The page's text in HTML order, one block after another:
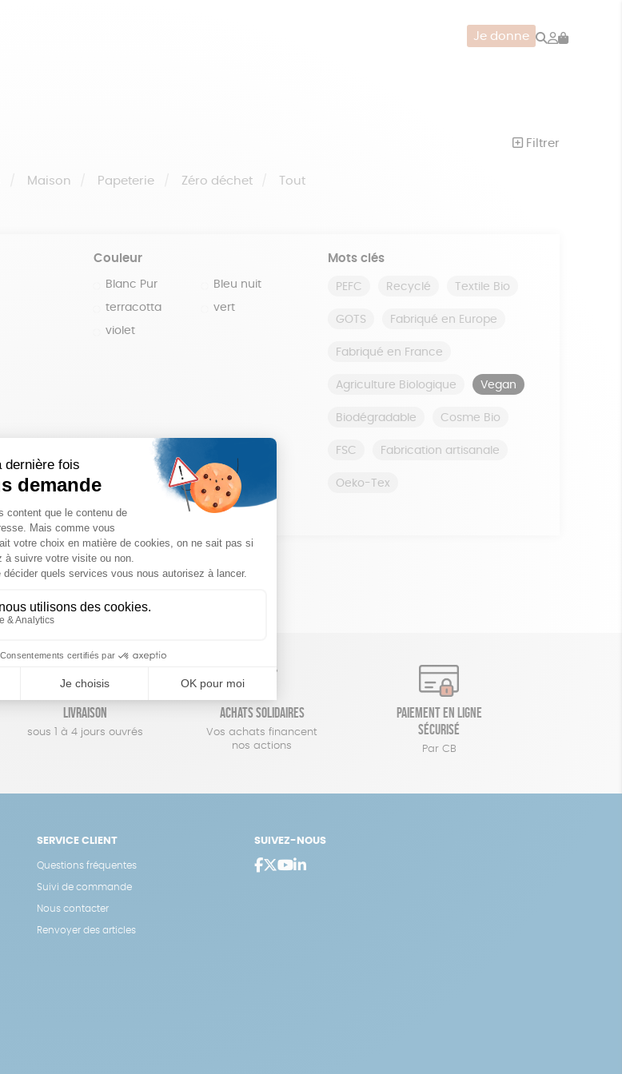
Je donne Rechercher
Mon
Filtrer
Maison Papeterie Zéro déchet Tout
Couleur
Blanc Pur Bleu nuit
terracotta vert
violet
Mots clés
PEFC Recyclé Textile Bio
GOTS Fabriqué en Europe
Fabriqué en France
Agriculture Biologique Vegan
Biodégradable Cosme Bio
FSC Fabrication artisanale
Oeko-Tex
réinitialiser les filtres
Livraison
sous 1 à 4 jours ouvrés
Achats solidaires
Vos achats financent
nos actions
Paiement en ligne
sécurisé
Par CB
SERVICE CLIENT
Questions fréquentes
Suivi de commande
Nous contacter
Renvoyer des articles
SUIVEZ-NOUS